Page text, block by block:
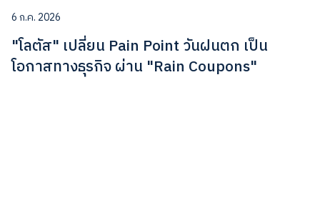
6 ก.ค. 2026
"โลตัส" เปลี่ยน Pain Point วันฝนตก เป็น
โอกาสทางธุรกิจ ผ่าน "Rain Coupons"